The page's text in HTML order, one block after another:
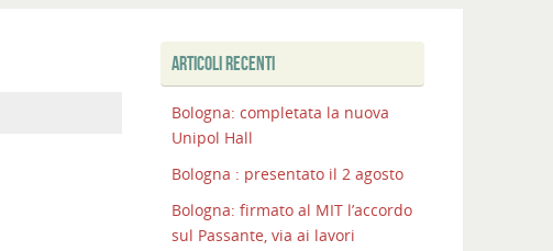
ARTICOLI RECENTI
Bologna: completata la nuova
Unipol Hall
Bologna : presentato il 2 agosto
Bologna: firmato al MIT l’accordo
sul Passante, via ai lavori